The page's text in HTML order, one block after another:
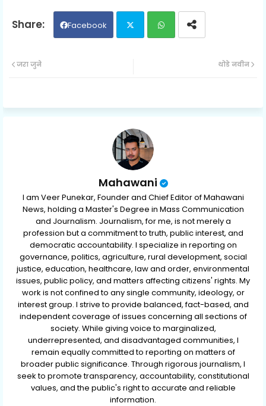
Facebook
ap
थोडे नवीन
जरा जुने
Mahawani
I am Veer Punekar, Founder and Chief Editor of Mahawani
News, holding a Master's Degree in Mass Communication
and Journalism. Journalism, for me, is not merely a
profession but a commitment to truth, public interest, and
democratic accountability. I specialize in reporting on
governance, politics, agriculture, rural development, social
justice, education, healthcare, law and order, environmental
issues, public policy, and matters affecting citizens' rights. My
work is not confined to any single community, ideology, or
interest group. I strive to provide balanced, fact-based, and
independent coverage of issues concerning all sections of
society. While giving voice to marginalized,
underrepresented, and disadvantaged communities, I
remain equally committed to reporting on matters of
broader public significance. Through rigorous journalism, I
seek to promote transparency, accountability, constitutional
values, and the public's right to accurate and reliable
information.